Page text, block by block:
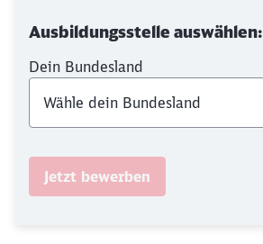
Ausbildungsstelle auswählen:
Dein Bundesland
Jetzt bewerben